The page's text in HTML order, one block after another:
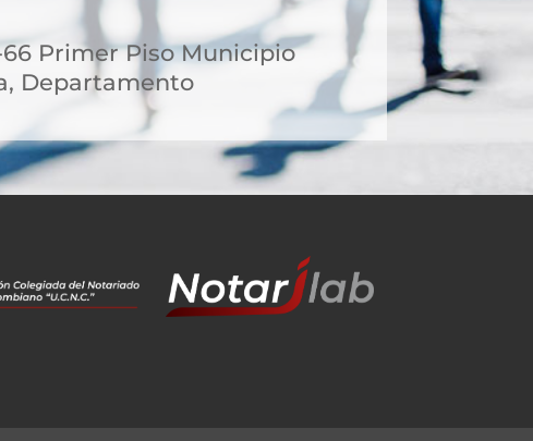
Primer Piso Municipio
Departamento